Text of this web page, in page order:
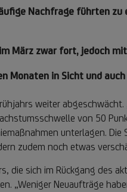
Nachfrage führten
März zwar fort, jedoch
Monaten in Sicht und
weiter
von 50
unterlagen.
zudem noch etwas
die sich im Rückgang des
„Weniger Neuaufträge